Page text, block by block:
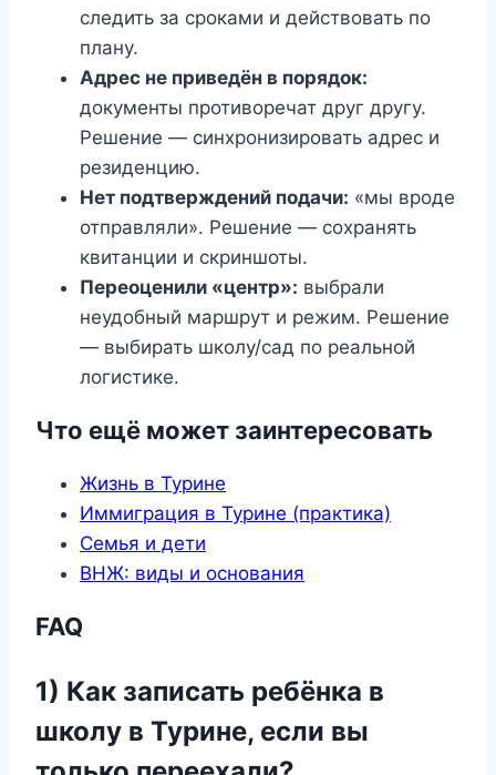
следить за сроками и действовать по
плану.
Адрес не приведён в порядок:
документы противоречат друг другу.
Решение — синхронизировать адрес и
резиденцию.
Нет подтверждений подачи: «мы вроде
отправляли». Решение — сохранять
квитанции и скриншоты.
Переоценили «центр»: выбрали
неудобный маршрут и режим. Решение
— выбирать школу/сад по реальной
логистике.
Что ещё может заинтересовать
Жизнь в Турине
Иммиграция в Турине (практика)
Семья и дети
ВНЖ: виды и основания
FAQ
1) Как записать ребёнка в
школу в Турине, если вы